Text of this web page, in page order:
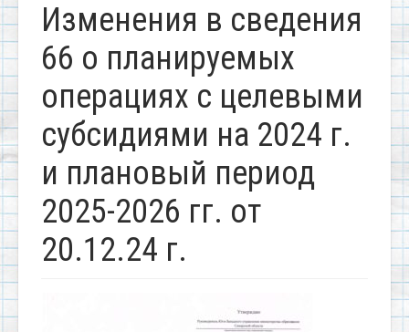
Изменения в сведения
66 о планируемых
операциях с целевыми
субсидиями на 2024 г.
и плановый период
2025-2026 гг. от
20.12.24 г.